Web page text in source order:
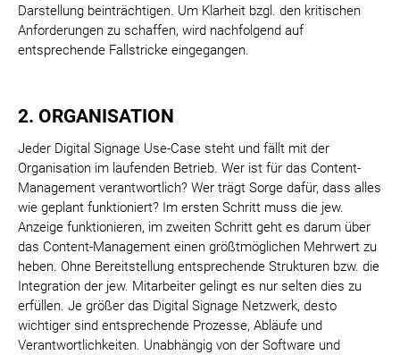
Darstellung beinträchtigen. Um Klarheit bzgl. den kritischen
Anforderungen zu schaffen, wird nachfolgend auf
entsprechende Fallstricke eingegangen.
2. ORGANISATION
Jeder Digital Signage Use-Case steht und fällt mit der
Organisation im laufenden Betrieb. Wer ist für das Content-
Management verantwortlich? Wer trägt Sorge dafür, dass alles
wie geplant funktioniert? Im ersten Schritt muss die jew.
Anzeige funktionieren, im zweiten Schritt geht es darum über
das Content-Management einen größtmöglichen Mehrwert zu
heben. Ohne Bereitstellung entsprechende Strukturen bzw. die
Integration der jew. Mitarbeiter gelingt es nur selten dies zu
erfüllen. Je größer das Digital Signage Netzwerk, desto
wichtiger sind entsprechende Prozesse, Abläufe und
Verantwortlichkeiten. Unabhängig von der Software und